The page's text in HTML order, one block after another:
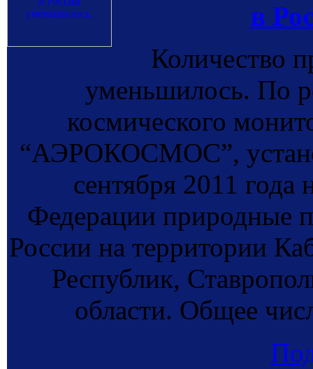
в
Количество
уменьшилось. По
космического
“АЭРОКОСМОС”,
сентября 2011 года
Федерации природные
России на территории
Республик,
области. Общее